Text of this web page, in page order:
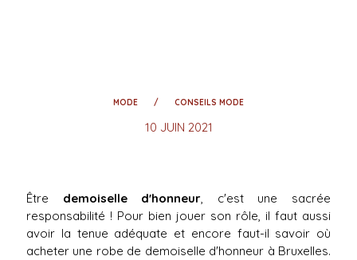
MODE CONSEILS MODE
10 JUIN 2021
Être demoiselle d'honneur, c'est une sacrée
responsabilité ! Pour bien jouer son rôle, il faut aussi
avoir la tenue adéquate et encore faut-il savoir où
acheter une robe de demoiselle d'honneur à Bruxelles.